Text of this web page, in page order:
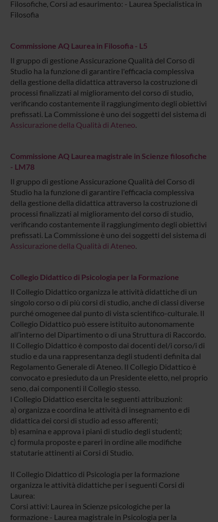
Filosofiche, Corsi ad esaurimento: - Laurea Specialistica in
Filosofia
Commissione AQ Laurea in Filosofia - L5
Il gruppo di gestione Assicurazione Qualità del Corso di
Studio ha la funzione di garantire l'efficacia complessiva
della gestione della didattica attraverso la costruzione di
processi finalizzati al miglioramento del corso di studio,
verificando costantemente il raggiungimento degli obiettivi
prefissati. La Commissione è uno dei soggetti del sistema di
Assicurazione della Qualità di Ateneo.
Commissione AQ Laurea magistrale in Scienze filosofiche
- LM78
Il gruppo di gestione Assicurazione Qualità del Corso di
Studio ha la funzione di garantire l'efficacia complessiva
della gestione della didattica attraverso la costruzione di
processi finalizzati al miglioramento del corso di studio,
verificando costantemente il raggiungimento degli obiettivi
prefissati. La Commissione è uno dei soggetti del sistema di
Assicurazione della Qualità di Ateneo.
Collegio Didattico di Psicologia per la Formazione
Il Collegio Didattico organizza le attività didattiche di un
singolo corso o di più corsi di studio, anche di classi diverse
purché omogenee dal punto di vista scientifico-culturale. Il
Collegio Didattico può essere istituito autonomamente
all’interno del Dipartimento o di una Struttura di Raccordo.
Il Collegio Didattico è composto dai docenti del/i corso/i di
studio e da una rappresentanza degli studenti definita dal
Regolamento Generale di Ateneo. Il Collegio Didattico è
convocato e presieduto da un Presidente eletto, nel proprio
seno, dai componenti il Collegio stesso.
l Collegio Didattico esercita le seguenti attribuzioni:
a) organizza e coordina le attività di insegnamento e di
didattica dei corsi di studio ad esso afferenti;
b) esamina e approva i piani di studio degli studenti;
c) formula proposte e pareri in ordine alle modifiche
statutarie attinenti ai Corsi di Studio.
Il Collegio Didattico di Psicologia per la formazione
organizza le attività didattiche per i seguenti Corsi di
Laurea:
Corsi attivi: Laurea in Scienze psicologiche per la
formazione - Laurea magistrale in Psicologia per la